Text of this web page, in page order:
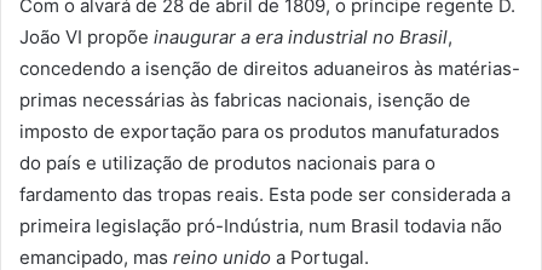
Com o alvará de 28 de abril de 1809, o príncipe regente D.
João VI propõe inaugurar a era industrial no Brasil,
concedendo a isenção de direitos aduaneiros às matérias-
primas necessárias às fabricas nacionais, isenção de
imposto de exportação para os produtos manufaturados
do país e utilização de produtos nacionais para o
fardamento das tropas reais. Esta pode ser considerada a
primeira legislação pró-Indústria, num Brasil todavia não
emancipado, mas reino unido a Portugal.